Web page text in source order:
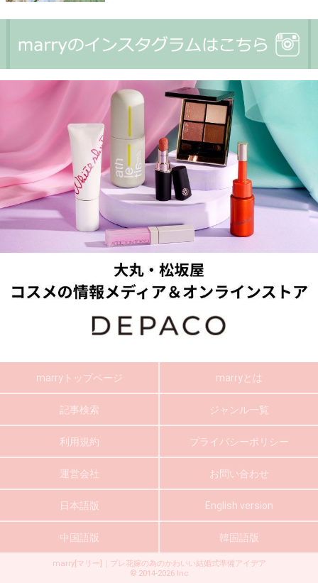
marryトップページ marryとは
記事検索 ジャンル一覧
利用規約 プライバシーポリシー
運営会社 お問い合わせ
日本語版 English version
中国語版 韓国語版
marry[マリー]｜プレ花嫁の為のかわいい結婚式準備アイデア
© 2014-2026 Inc